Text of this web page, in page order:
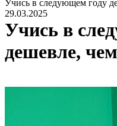
Учись в следующем году
29.03.2025
Учись в
дешевле,